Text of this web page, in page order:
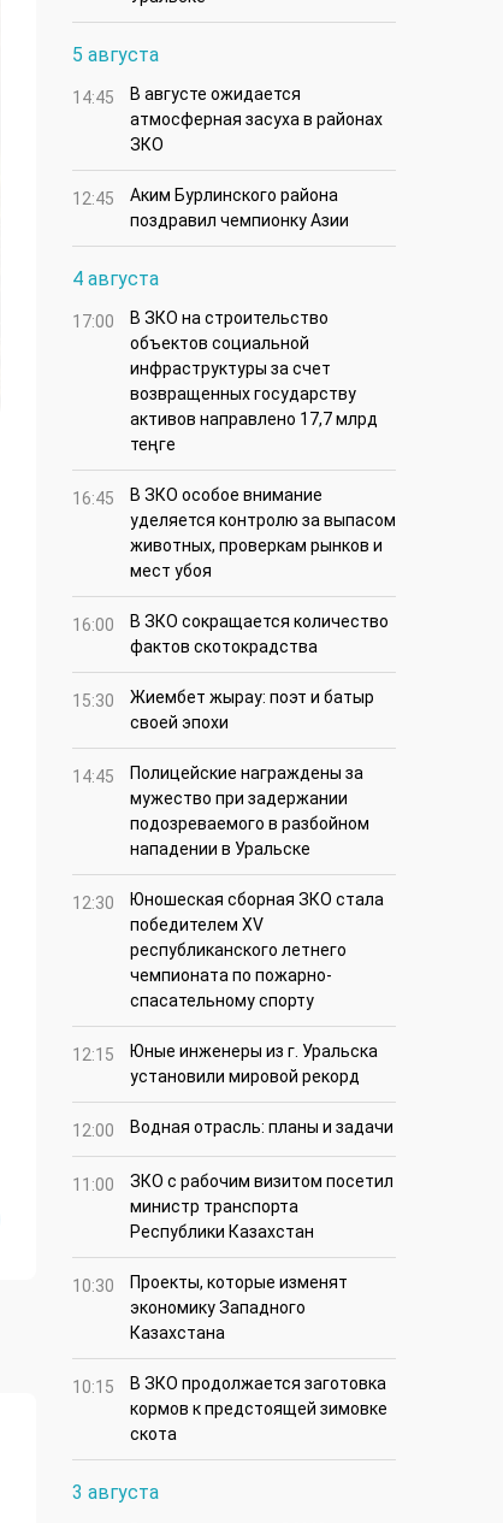
5 августа
14:45
В августе ожидается
атмосферная засуха в районах
ЗКО
12:45
Аким Бурлинского района
поздравил чемпионку Азии
4 августа
17:00
В ЗКО на строительство
объектов социальной
инфраструктуры за счет
возвращенных государству
активов направлено 17,7 млрд
теңге
16:45
В ЗКО особое внимание
уделяется контролю за выпасом
животных, проверкам рынков и
мест убоя
16:00
В ЗКО сокращается количество
фактов скотокрадства
15:30
Жиембет жырау: поэт и батыр
своей эпохи
14:45
Полицейские награждены за
мужество при задержании
подозреваемого в разбойном
нападении в Уральске
12:30
Юношеская сборная ЗКО стала
победителем XV
республиканского летнего
чемпионата по пожарно-
спасательному спорту
12:15
Юные инженеры из г. Уральска
установили мировой рекорд
12:00 Водная отрасль: планы и задачи
11:00
ЗКО с рабочим визитом посетил
министр транспорта
Республики Казахстан
10:30
Проекты, которые изменят
экономику Западного
Казахстана
10:15
В ЗКО продолжается заготовка
кормов к предстоящей зимовке
скота
3 августа